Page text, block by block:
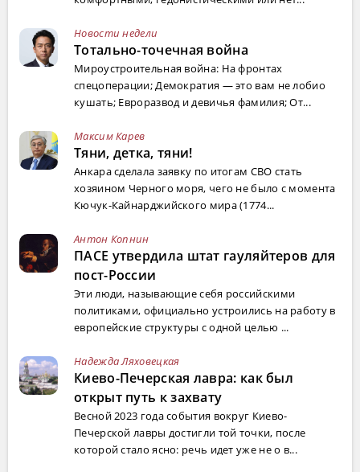
Новости недели
Тотально-точечная война
Мироустроительная война: На фронтах
спецоперации; Демократия — это вам не лобио
кушать; Евроразвод и девичья фамилия; От...
Максим Карев
Тяни, детка, тяни!
Анкара сделала заявку по итогам СВО стать
хозяином Черного моря, чего не было с момента
Кючук-Кайнарджийского мира (1774...
Антон Копнин
ПАСЕ утвердила штат гауляйтеров для
пост-России
Эти люди, называющие себя российскими
политиками, официально устроились на работу в
европейские структуры с одной целью ...
Надежда Ляховецкая
Киево-Печерская лавра: как был
открыт путь к захвату
Весной 2023 года события вокруг Киево-
Печерской лавры достигли той точки, после
которой стало ясно: речь идет уже не о в...